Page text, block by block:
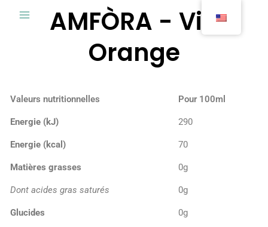
AMFÒRA - Vin
Orange
Valeurs nutritionnelles Pour 100ml
Energie (kJ) 290
Energie (kcal) 70
Matières grasses 0g
Dont acides gras saturés 0g
Glucides 0g